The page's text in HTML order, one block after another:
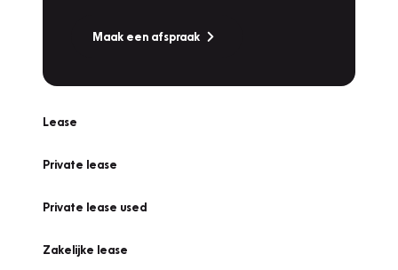
Maak een afspraak
Lease
Private lease
Private lease used
Zakelijke lease